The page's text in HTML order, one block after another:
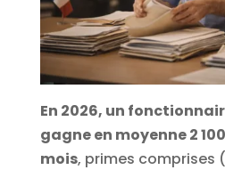
En 2026, un
gagne en moyenne 2
mois, primes comprises